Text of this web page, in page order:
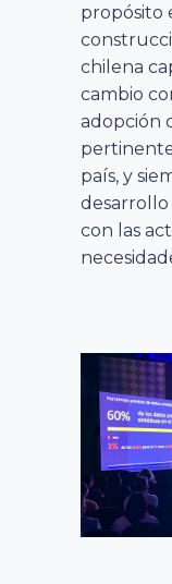
propósito
chilena
cambio
adopción
país, y
con las